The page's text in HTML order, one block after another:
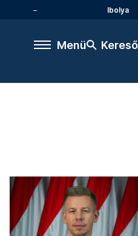
Ibolya
Menü Kereső